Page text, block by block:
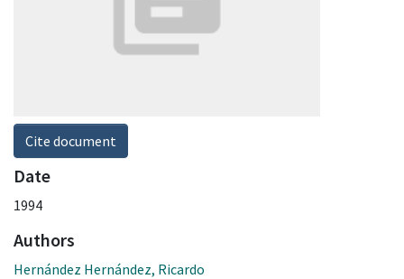
Cite document
Date
1994
Authors
Hernández Hernández, Ricardo